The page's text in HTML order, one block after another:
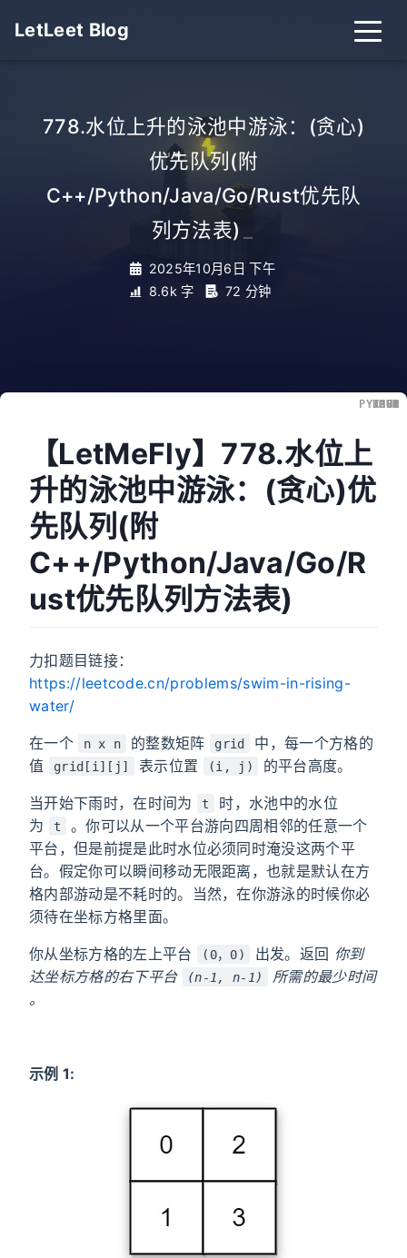
LetLeet Blog
778.水位上升的泳池中游泳：(贪心)
优先队列(附
C++/Python/Java/Go/Rust优先队
列方法表)
2025年10月6日 下午
8.6k 字
72 分钟
【LetMeFly】778.水位上
升的泳池中游泳：(贪心)优
先队列(附
C++/Python/Java/Go/R
ust优先队列方法表)
力扣题目链接：
https://leetcode.cn/problems/swim-in-rising-
water/
在一个 n x n 的整数矩阵 grid
中，每一个方格的
值
grid[i][j] 表示位置 (i, j) 的平台高度。
当开始下雨时，在时间为 t
时，水池中的水位
为
t
。你可以从一个平台游向四周相邻的任意一个
平台，但是前提是此时水位必须同时淹没这两个平
台。假定你可以瞬间移动无限距离，也就是默认在方
格内部游动是不耗时的。当然，在你游泳的时候你必
须待在坐标方格里面。
你从坐标方格的左上平台 (0，0) 出发。返回 你到
达坐标方格的右下平台
(n-1, n-1)
所需的最少时间
。
示例 1:
CPP
PYTHON
GO
JAVA
RUST